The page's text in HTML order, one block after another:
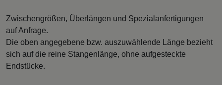
Zwischengrößen, Überlängen und Spezialanfertigungen
auf Anfrage.
Die oben angegebene bzw. auszuwählende Länge bezieht
sich auf die reine Stangenlänge, ohne aufgesteckte
Endstücke.